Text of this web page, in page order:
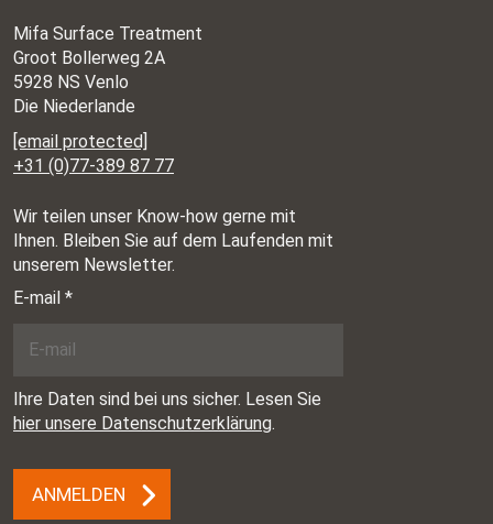
Mifa Surface Treatment
Groot Bollerweg 2A
5928 NS Venlo
Die Niederlande
[email protected]
+31 (0)77-389 87 77